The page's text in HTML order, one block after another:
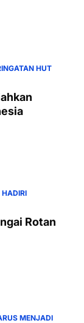
HUT
Rotan
MENJADI